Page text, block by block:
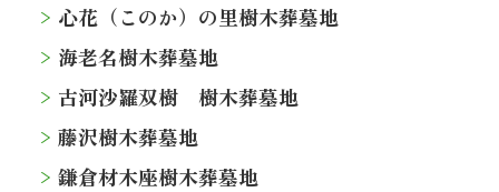
心花（このか）の里樹木葬墓地
海老名樹木葬墓地
古河沙羅双樹 樹木葬墓地
藤沢樹木葬墓地
鎌倉材木座樹木葬墓地